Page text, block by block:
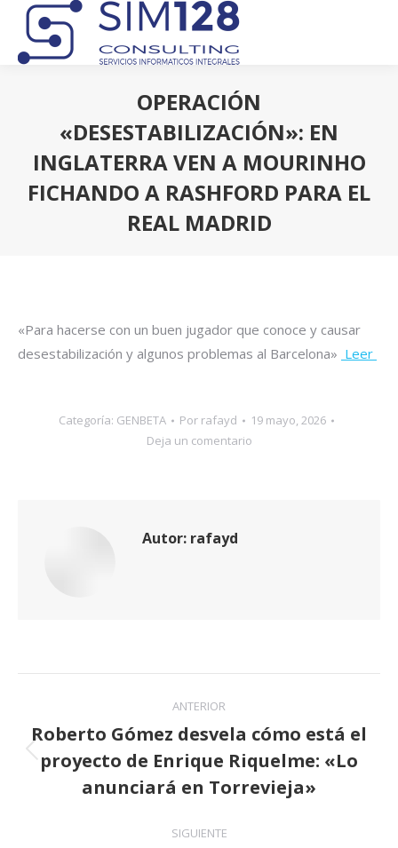
OPERACIÓN
«DESESTABILIZACIÓN»: EN
INGLATERRA VEN A MOURINHO
FICHANDO A RASHFORD PARA EL
REAL MADRID
«Para hacerse con un buen jugador que conoce y causar
desestabilización y algunos problemas al Barcelona» Leer
Categoría: GENBETA Por rafayd
19 mayo, 2026
Deja un comentario
Autor: rafayd
Navegación
entre
publicaciones
ANTERIOR
Publicación
anterior:
Roberto Gómez desvela cómo está el
proyecto de Enrique Riquelme: «Lo
anunciará en Torrevieja»
SIGUIENTE